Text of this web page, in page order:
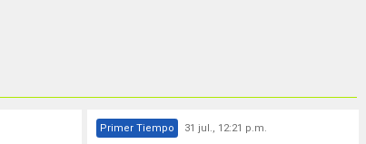
Primer Tiempo 31 jul., 12:21 p.m.